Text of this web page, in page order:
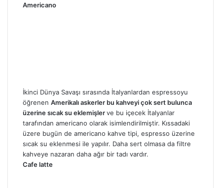
Americano
İkinci Dünya Savaşı sırasında İtalyanlardan espressoyu
öğrenen Amerikalı askerler bu kahveyi çok sert bulunca
üzerine sıcak su eklemişlerve bu içecek İtalyanlar
tarafından americano olarak isimlendirilmiştir. Kıssadaki
üzere bugün de americano kahve tipi, espresso üzerine
sıcak su eklenmesi ile yapılır. Daha sert olmasa da filtre
kahveye nazaran daha ağır bir tadı vardır.
Cafe latte